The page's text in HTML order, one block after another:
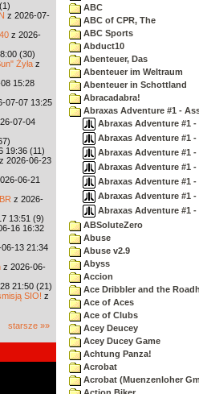
z 2026-07-
z 2026-
(30)
Żyła z
15:28
07-07 13:25
07-04
19:36 (11)
z 2026-06-23
06-21
z 2026-
13:51 (9)
16 16:32
13 21:34
z 2026-06-
21:50 (21)
SIO! z
starsze »»
ABC
ABC of CPR, The
ABC Sports
Abduct10
Abenteuer, Das
Abenteuer im Weltraum
Abenteuer in Schottland
Abracadabra!
Abraxas Adventure #1 -
Abraxas Adventure #1
Abraxas Adventure #1
Abraxas Adventure #1
Abraxas Adventure #1
Abraxas Adventure #1
Abraxas Adventure #1
Abraxas Adventure #1
ABSoluteZero
Abuse
Abuse v2.9
Abyss
Accion
Ace Dribbler and the
Ace of Aces
Ace of Clubs
Acey Deucey
Acey Ducey Game
Achtung Panza!
Acrobat
Acrobat (Muenzenloher